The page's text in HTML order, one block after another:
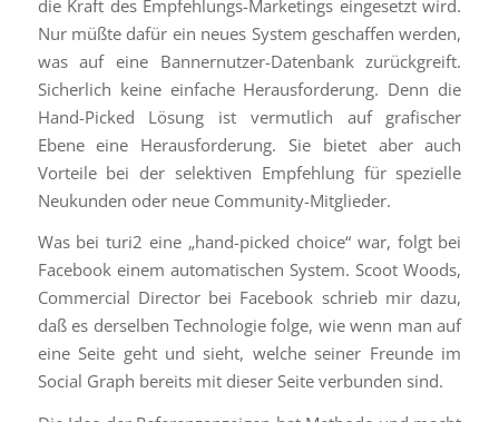
die Kraft des Empfehlungs-Marketings eingesetzt wird.
Nur müßte dafür ein neues System geschaffen werden,
was auf eine Bannernutzer-Datenbank zurückgreift.
Sicherlich keine einfache Herausforderung. Denn die
Hand-Picked Lösung ist vermutlich auf grafischer
Ebene eine Herausforderung. Sie bietet aber auch
Vorteile bei der selektiven Empfehlung für spezielle
Neukunden oder neue Community-Mitglieder.
Was bei turi2 eine „hand-picked choice“ war, folgt bei
Facebook einem automatischen System. Scoot Woods,
Commercial Director bei Facebook schrieb mir dazu,
daß es derselben Technologie folge, wie wenn man auf
eine Seite geht und sieht, welche seiner Freunde im
Social Graph bereits mit dieser Seite verbunden sind.